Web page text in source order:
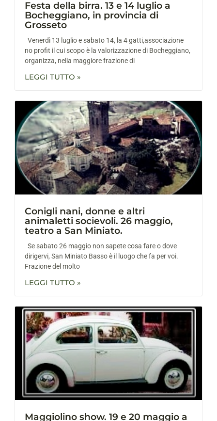
Festa della birra. 13 e 14 luglio a
Bocheggiano, in provincia di
Grosseto
Venerdì 13 luglio e sabato 14, la 4 gatti,associazione
no profit il cui scopo è la valorizzazione di Bocheggiano,
organizza, nella maggiore frazione di
LEGGI TUTTO »
Conigli nani, donne e altri
animaletti socievoli. 26 maggio,
teatro a San Miniato.
Se sabato 26 maggio non sapete cosa fare o dove
dirigervi, San Miniato Basso è il luogo che fa per voi.
Frazione del molto
LEGGI TUTTO »
Maggiolino show. 19 e 20 maggio a